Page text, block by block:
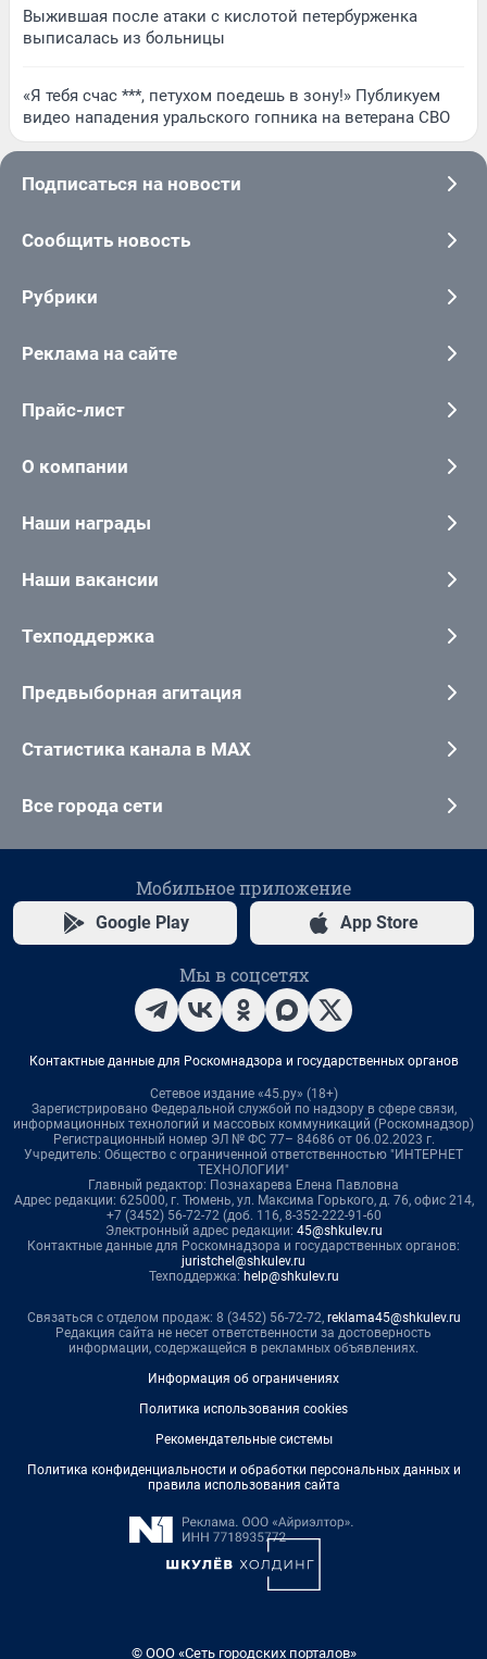
Выжившая после атаки с кислотой петербурженка
выписалась из больницы
«Я тебя счас ***, петухом поедешь в зону!» Публикуем
видео нападения уральского гопника на ветерана СВО
Подписаться на новости
Сообщить новость
Рубрики
Реклама на сайте
Прайс-лист
О компании
Наши награды
Наши вакансии
Техподдержка
Предвыборная агитация
Статистика канала в MAX
Все города сети
Мобильное приложение
Google Play App Store
Мы в соцсетях
Контактные данные для Роскомнадзора и государственных органов
Сетевое издание «45.ру» (18+)
Зарегистрировано Федеральной службой по надзору в сфере связи,
информационных технологий и массовых коммуникаций (Роскомнадзор)
Регистрационный номер ЭЛ № ФС 77– 84686 от 06.02.2023 г.
Учредитель: Общество с ограниченной ответственностью "ИНТЕРНЕТ
ТЕХНОЛОГИИ"
Главный редактор: Познахарева Елена Павловна
Адрес редакции: 625000, г. Тюмень, ул. Максима Горького, д. 76, офис 214,
+7 (3452) 56-72-72 (доб. 116, 8-352-222-91-60
Электронный адрес редакции: 45@shkulev.ru
Контактные данные для Роскомнадзора и государственных органов:
juristchel@shkulev.ru
Техподдержка: help@shkulev.ru
Связаться с отделом продаж: 8 (3452) 56-72-72, reklama45@shkulev.ru
Редакция сайта не несет ответственности за достоверность
информации, содержащейся в рекламных объявлениях.
Информация об ограничениях
Политика использования cookies
Рекомендательные системы
Политика конфиденциальности и обработки персональных данных и
правила использования сайта
© ООО «Сеть городских порталов»